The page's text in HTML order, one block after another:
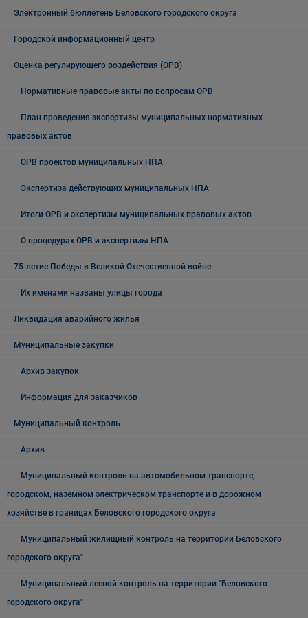
Электронный бюллетень Беловского городского округа
Городской информационный центр
Оценка регулирующего воздействия (ОРВ)
Нормативные правовые акты по вопросам ОРВ
План проведения экспертизы муниципальных нормативных
правовых актов
ОРВ проектов муниципальных НПА
Экспертиза действующих муниципальных НПА
Итоги ОРВ и экспертизы муниципальных правовых актов
О процедурах ОРВ и экспертизы НПА
75-летие Победы в Великой Отечественной войне
Их именами названы улицы города
Ликвидация аварийного жилья
Муниципальные закупки
Архив закупок
Информация для заказчиков
Муниципальный контроль
Архив
Муниципальный контроль на автомобильном транспорте,
городском, наземном электрическом транспорте и в дорожном
хозяйстве в границах Беловского городского округа
Муниципальный жилищный контроль на территории Беловского
городского округа"
Муниципальный лесной контроль на территории "Беловского
городского округа"